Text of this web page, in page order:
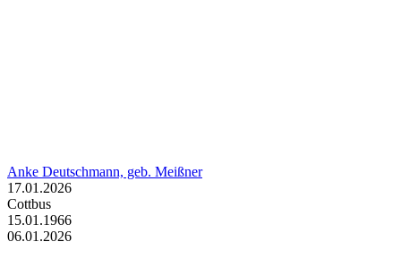
Anke Deutschmann, geb. Meißner
17.01.2026
Cottbus
15.01.1966
06.01.2026